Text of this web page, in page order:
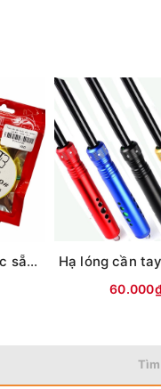
Trục câu đài buộc sẵn Jobon (vỏ đỏ/xanh)